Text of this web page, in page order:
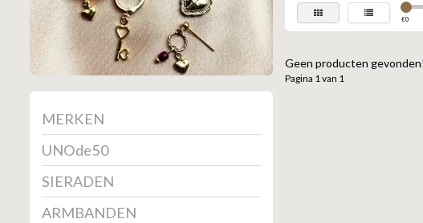
MERKEN
UNOde50
SIERADEN
ARMBANDEN
€0
Geen producten
Pagina 1 van 1